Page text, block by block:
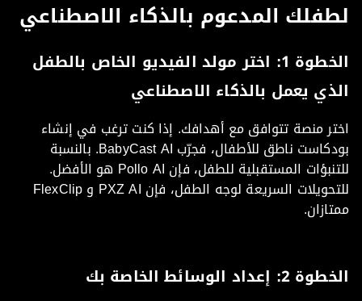
المدعوم بالذكاء الاصطناعي
الخطوة 1: اختر مولد الفيديو الخاص بالطفل
يعمل بالذكاء الاصطناعي
منصة تتوافق مع أهدافك. إذا كنت ترغب في إنشاء
بودكاست ناطق للأطفال، فجرّب BabyCast AI. بالنسبة
للتنبؤات المستقبلية للطفل، فإن Pollo AI هو الأفضل.
للتحويلات السريعة لوجه الطفل، فإن PXZ AI و FlexClip
الوسائط الخاصة بك